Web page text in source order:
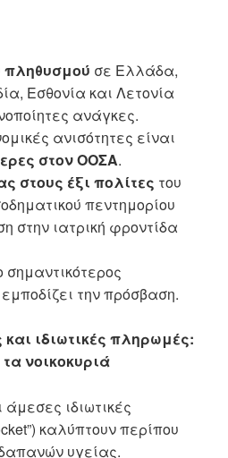
πληθυσμού σε Ελλάδα,
Εσθονία και Λετονία
ανάγκες.
ανισότητες είναι
στον ΟΟΣΑ.
στους έξι πολίτες του
πεντημορίου
στην ιατρική φροντίδα
σημαντικότερος
την πρόσβαση.
ιδιωτικές πληρωμές:
νοικοκυριά
ιδιωτικές
καλύπτουν περίπου
υγείας.